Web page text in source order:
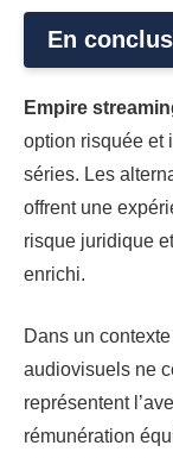
En
Empire
option risquée et
séries. Les
offrent une
risque juridique
enrichi.
Dans un
audiovisuels ne
représentent
rémunération